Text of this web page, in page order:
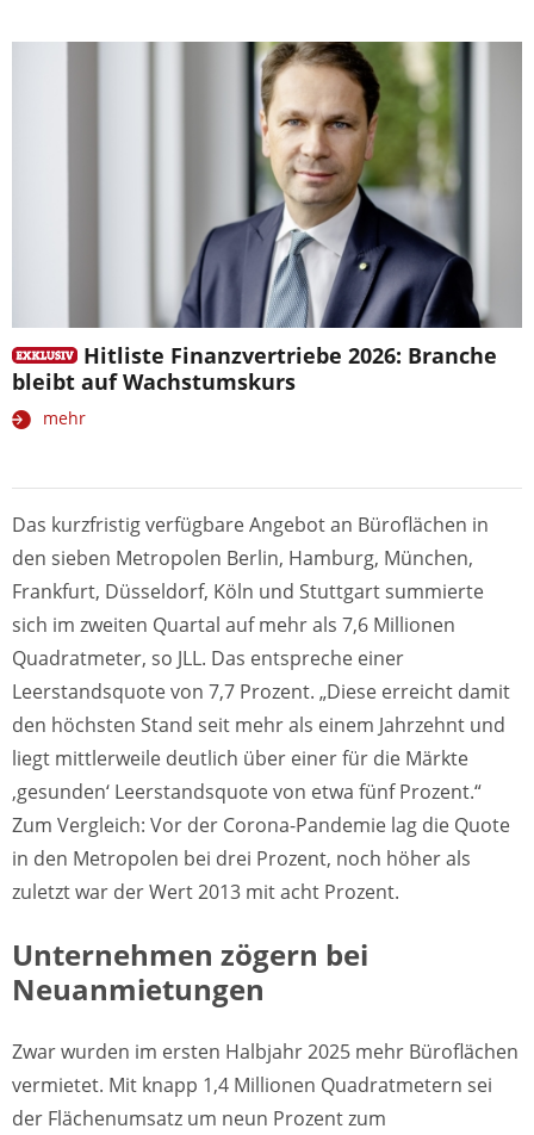
Hitliste Finanzvertriebe 2026: Branche
bleibt auf Wachstumskurs
mehr
Das kurzfristig verfügbare Angebot an Büroflächen in
den sieben Metropolen Berlin, Hamburg, München,
Frankfurt, Düsseldorf, Köln und Stuttgart summierte
sich im zweiten Quartal auf mehr als 7,6 Millionen
Quadratmeter, so JLL. Das entspreche einer
Leerstandsquote von 7,7 Prozent. „Diese erreicht damit
den höchsten Stand seit mehr als einem Jahrzehnt und
liegt mittlerweile deutlich über einer für die Märkte
‚gesunden‘ Leerstandsquote von etwa fünf Prozent.“
Zum Vergleich: Vor der Corona-Pandemie lag die Quote
in den Metropolen bei drei Prozent, noch höher als
zuletzt war der Wert 2013 mit acht Prozent.
Unternehmen zögern bei
Neuanmietungen
Zwar wurden im ersten Halbjahr 2025 mehr Büroflächen
vermietet. Mit knapp 1,4 Millionen Quadratmetern sei
der Flächenumsatz um neun Prozent zum